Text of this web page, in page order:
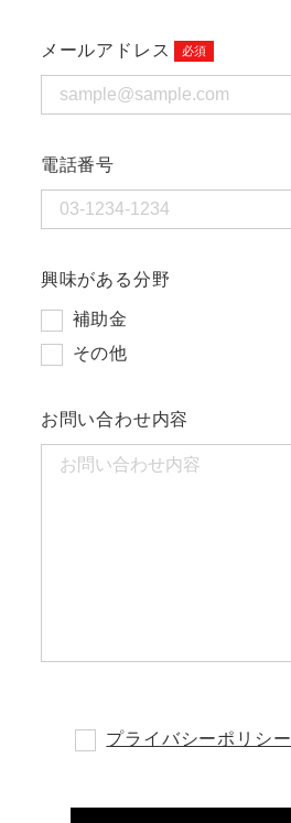
メールアドレス
電話番号
興味がある分野
補助金
その他
お問い合わせ内容
プライバシーポリシー